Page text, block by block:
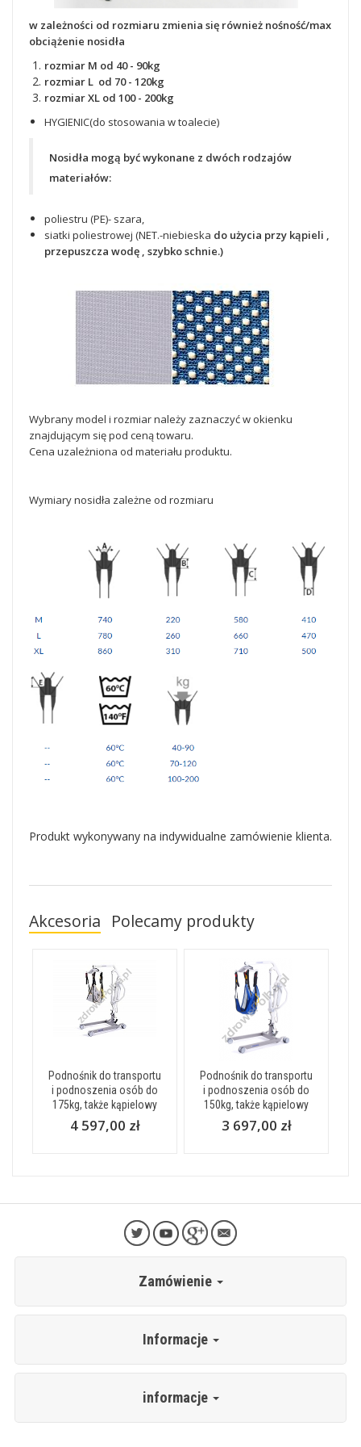
w zależności od rozmiaru zmienia się również nośność/max
obciążenie nosidła
rozmiar M od 40 - 90kg
rozmiar L od 70 - 120kg
rozmiar XL od 100 - 200kg
HYGIENIC(do stosowania w toalecie)
Nosidła mogą być wykonane z dwóch rodzajów
materiałów:
poliestru (PE)- szara,
siatki poliestrowej (NET.-niebieska do użycia przy kąpieli ,
przepuszcza wodę , szybko schnie.)
Wybrany model i rozmiar należy zaznaczyć w okienku
znajdującym się pod ceną towaru.
Cena uzależniona od materiału produktu.
Wymiary nosidła zależne od rozmiaru
Produkt wykonywany na indywidualne zamówienie klienta.
Akcesoria Polecamy produkty
Podnośnik do transportu
i podnoszenia osób do
175kg, także kąpielowy
4 597,00 zł
Podnośnik do transportu
i podnoszenia osób do
150kg, także kąpielowy
3 697,00 zł
Zamówienie
Informacje
informacje